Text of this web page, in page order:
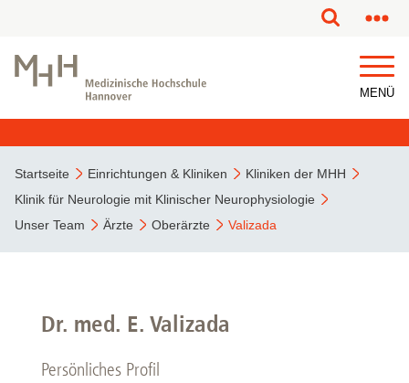
MENÜ
Startseite Einrichtungen & Kliniken
Kliniken der MHH
Klinik für Neurologie mit Klinischer Neurophysiologie
Unser Team
Ärzte Oberärzte Valizada
Dr. med. E. Valizada
Persönliches Profil